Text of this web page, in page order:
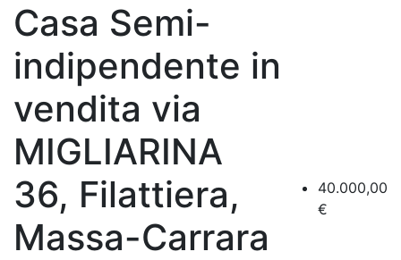
Casa Semi-
indipendente in
vendita via
MIGLIARINA
36, Filattiera,
Massa-Carrara
40.000,00
€